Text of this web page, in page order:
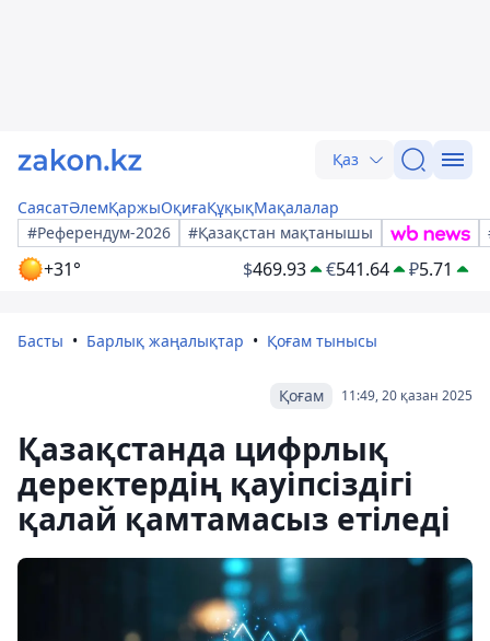
Қаз
СаясатӘлемҚаржыОқиғаҚұқықМақалалар
#Референдум-2026
#Қазақстан мақтанышы
+31° $469.93 €541.64 ₽5.71
Басты Барлық жаңалықтар Қоғам тынысы
11:49, 20 қазан 2025
Қоғам
Қазақстанда цифрлық
деректердің қауіпсіздігі
қалай қамтамасыз етіледі